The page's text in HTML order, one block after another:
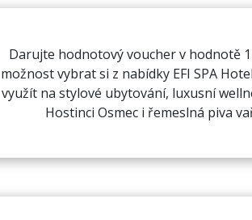
Darujte hodnotový voucher v hodnotě
možnost vybrat si z nabídky EFI SPA
využít na stylové ubytování, luxusní
Hostinci Osmec i řemeslná piva